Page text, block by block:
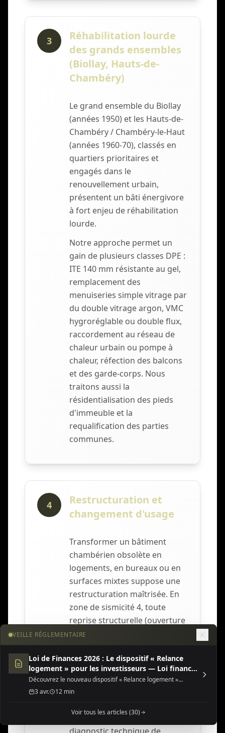
3
Réhabilitation lourde
des grands ensembles
(Biollay, Hauts-de-
Chambéry)
Le grand ensemble du Biollay
(années 1950) et les Hauts-de-
Chambéry / Chambéry-le-Haut
(années 1960-70), classés en
quartiers prioritaires et
engagés dans le
renouvellement urbain,
présentent un bâti énergivore
à fort enjeu de réhabilitation
lourde.
Notre approche permet un
gain de plusieurs classes DPE :
ITE 140 mm résistante au gel,
remplacement des
menuiseries simple vitrage par
du double vitrage argon, VMC
hygroréglable ou double flux,
raccordement au réseau de
chaleur urbain ou pompe à
chaleur, réfection des balcons
et des garde-corps. Nous
traitons aussi la
résidentialisation des pieds
d'immeuble et la
requalification des parties
communes.
4
Restructuration et
changement d'usage
Transformer un bâtiment
chambérien obsolète en
logements, en bureaux ou en
surfaces mixtes suppose une
restructuration maîtrisée. En
zone de sismicité 4, toute
reprise structurelle (ouverture
de trémie, dépose de refends,
création de planchers,
surélévation) est justifiée selon
l'Eurocode 8, en coordination
avec un bureau d'études
Nous prenons en charge le
VEILLE RÉGLEMENTAIRE
Loi de Finances 2026 : Le dispositif « Relance
logement » pour les investisseurs — Loi finances
2026 dispositif relance
Découvrez le nouveau dispositif « Relance logement »
(Jeanbrun) de la Loi de Finances 2026, une opportunité fiscale
majeure pour l'investissement locatif neuf ou rénové.
3 avr. 12 min
Voir tous les articles (30)